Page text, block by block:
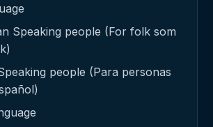
Speaking people (For folk som
people (Para personas